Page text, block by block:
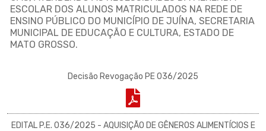
ESCOLAR DOS ALUNOS MATRICULADOS NA REDE DE
ENSINO PÚBLICO DO MUNICÍPIO DE JUÍNA, SECRETARIA
MUNICIPAL DE EDUCAÇÃO E CULTURA, ESTADO DE
MATO GROSSO.
Decisão Revogação PE 036/2025
EDITAL P.E. 036/2025 - AQUISIÇÃO DE GÊNEROS ALIMENTÍCIOS E